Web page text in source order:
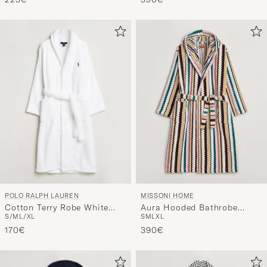
POLO RALPH LAUREN
Cotton Terry Robe White
White
S/M L/XL
170€
MISSONI HOME
Aura Hooded Bathrobe
Multi
SMLXL
390€